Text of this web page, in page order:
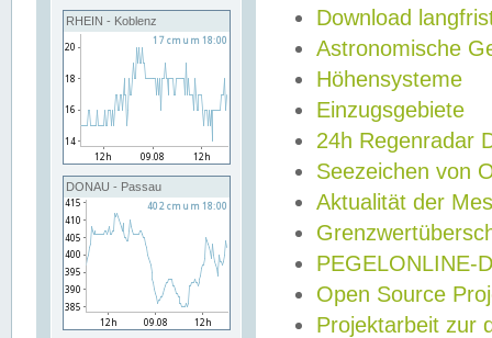
RHEIN - Koblenz
DONAU - Passau
Download
Astronomische
Höhensysteme
Einzugsgebiete
24h Regenradar
Seezeichen von
Aktualität der
PEGELONLINE-
Open Source
Projektarbeit zur